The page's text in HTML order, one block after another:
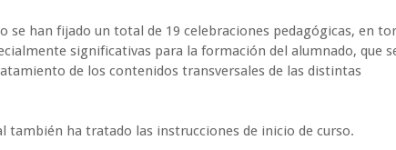
se han fijado un total de 19 celebraciones pedagógicas, en
significativas para la formación del alumnado, que
de los contenidos transversales de las distintas
también ha tratado las instrucciones de inicio de curso.